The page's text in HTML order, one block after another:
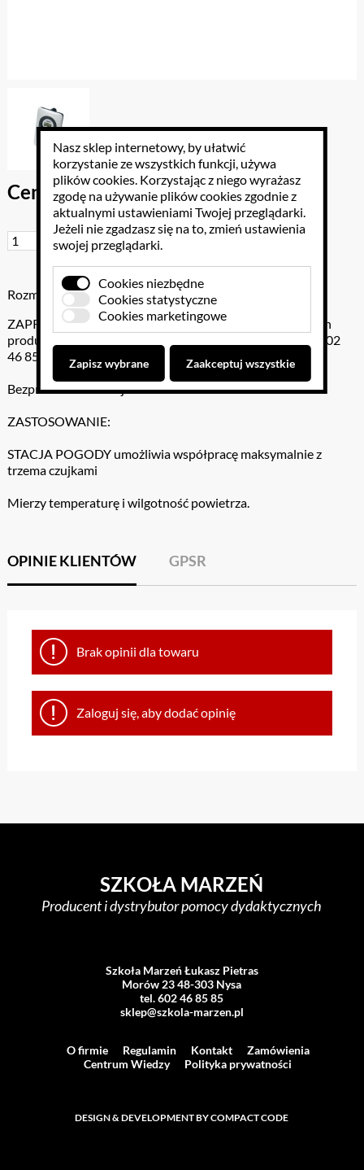
Cena brutto: 59.04 PLN
Do koszyka
Rozmiar: .
ZAPROPONUJ SWÓJ RABAT - jeżeli znaleźli Państwo ten
produkt w niższej cenie , proszę o informację pod numer 602
46 85 85 lub na e-maila szkola-marzen@wp.pl
Bezprzewodowa czujka
ZASTOSOWANIE:
STACJA POGODY umożliwia współpracę maksymalnie z
trzema czujkami
Mierzy temperaturę i wilgotność powietrza.
OPINIE KLIENTÓW GPSR
Brak opinii dla towaru
Zaloguj się, aby dodać opinię
SZKOŁA MARZEŃ
Producent i dystrybutor pomocy dydaktycznych
Szkoła Marzeń Łukasz Pietras
Morów 23 48-303 Nysa
tel. 602 46 85 85
sklep@szkola-marzen.pl
O firmie Regulamin Kontakt
Zamówienia
Centrum Wiedzy
Polityka prywatności
DESIGN & DEVELOPMENT BY COMPACT CODE
Nasz sklep internetowy, by ułatwić
korzystanie ze wszystkich funkcji, używa
plików cookies. Korzystając z niego wyrażasz
zgodę na używanie plików cookies zgodnie z
aktualnymi ustawieniami Twojej przeglądarki.
Jeżeli nie zgadzasz się na to, zmień ustawienia
swojej przeglądarki.
Cookies niezbędne
Cookies statystyczne
Cookies marketingowe
Zapisz wybrane Zaakceptuj wszystkie